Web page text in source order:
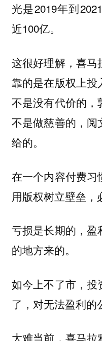
光是2019年到
近100亿。
这很好理解，喜马
靠的是在版权上投
不是没有代价的
不是做慈善的，阅
给的。
在一个内容付费
用版权树立壁垒，
亏损是长期的，盈
的地方来的。
如今上不了市，
了，对无法盈利的
大难当前，喜马拉